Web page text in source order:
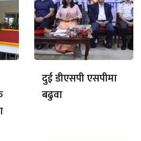
दुई डीएसपी एसपीमा
बढुवा